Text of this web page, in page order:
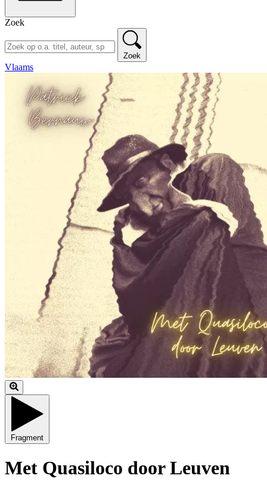
Zoek
Zoek
Vlaams
Fragment
Met Quasiloco door Leuven